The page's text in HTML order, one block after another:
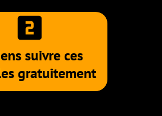
suivre ces
gratuitement
looks_two